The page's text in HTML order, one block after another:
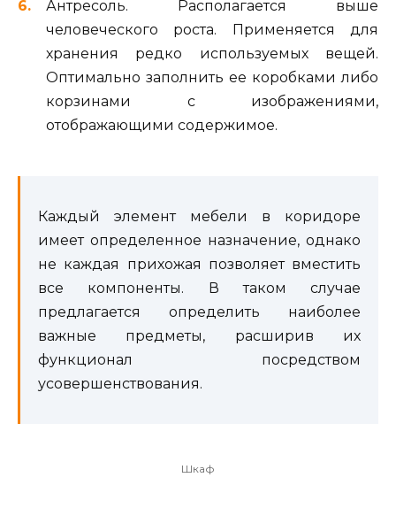
Антресоль. Располагается выше
человеческого роста. Применяется для
хранения редко используемых вещей.
Оптимально заполнить ее коробками либо
корзинами с изображениями,
отображающими содержимое.
Каждый элемент мебели в коридоре
имеет определенное назначение, однако
не каждая прихожая позволяет вместить
все компоненты. В таком случае
предлагается определить наиболее
важные предметы, расширив их
функционал посредством
усовершенствования.
Шкаф